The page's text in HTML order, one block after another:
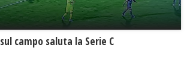
campo saluta la Serie C